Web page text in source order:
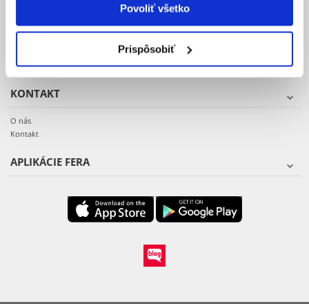
Povoliť všetko
Prispôsobiť
Formulár pre odstúpenie od kúpnej zmluvy
Reklamacie a vrátenie tovaru
KONTAKT
O nás
Kontakt
APLIKÁCIE FERA